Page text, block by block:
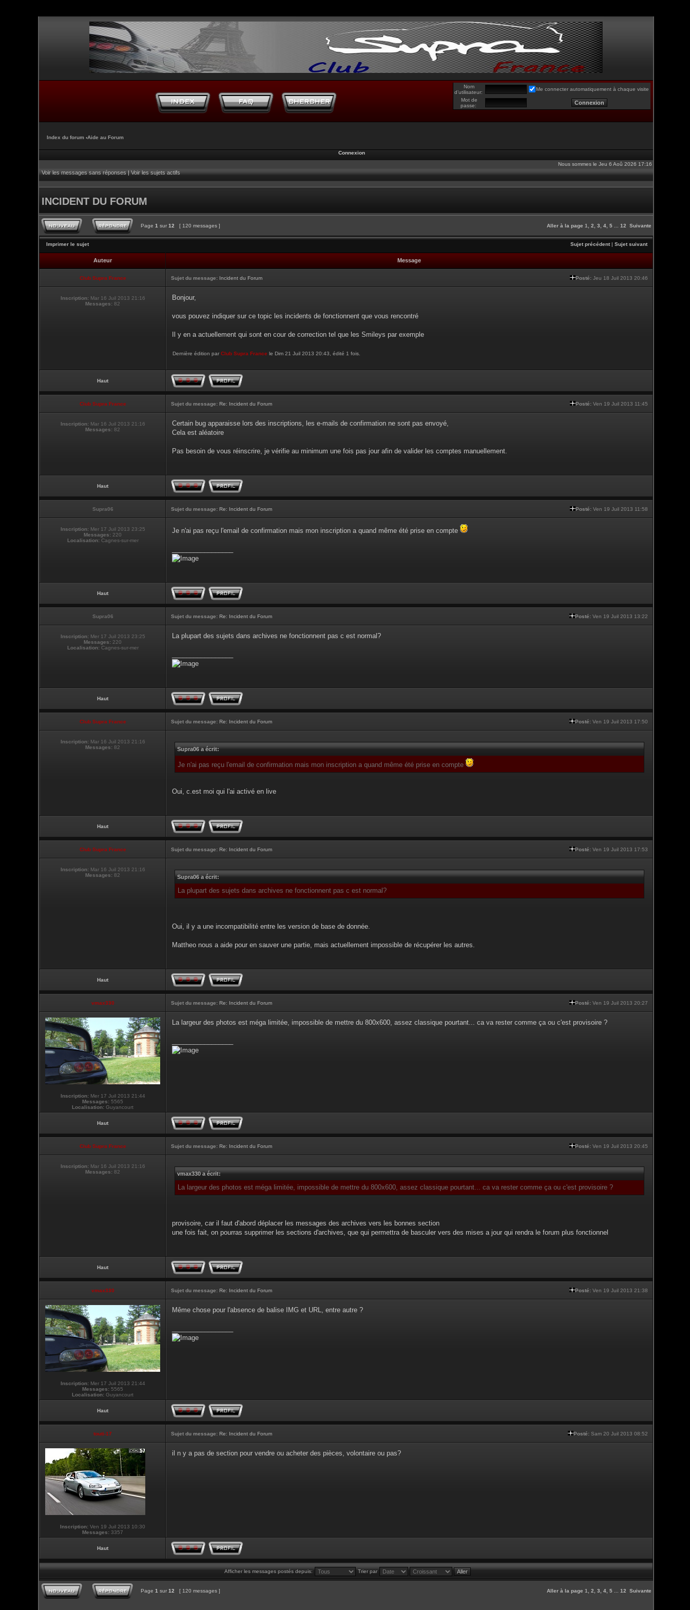
Nom
d’utilisateur:
Me connecter automatiquement à chaque visite
Mot de
passe:
Index du forum ‹Aide au Forum
Connexion
Nous sommes le Jeu 6 Aoû 2026 17:16
Voir les messages sans réponses|Voir les sujets actifs
INCIDENT DU FORUM
Page 1 sur 12 [ 120 messages ] Aller à la page 1 2 3 4 5 12 Suivante
Imprimer le sujet Sujet précédent| Sujet suivant
Auteur Message
Club Supra France Sujet du message: Incident du Forum Posté: Jeu 18 Juil 2013 20:46
Inscription: Mar 16 Juil 2013 21:16
Messages: 82
Bonjour,
vous pouvez indiquer sur ce topic les incidents de fonctionnent que vous rencontré
Il y en a actuellement qui sont en cour de correction tel que les Smileys par exemple
Dernière édition par Club Supra France le Dim 21 Juil 2013 20:43, édité 1 fois.
Haut
Club Supra France Sujet du message: Re: Incident du Forum Posté: Ven 19 Juil 2013 11:45
Inscription: Mar 16 Juil 2013 21:16
Messages: 82
Certain bug apparaisse lors des inscriptions, les e-mails de confirmation ne sont pas envoyé,
Cela est aléatoire
Pas besoin de vous réinscrire, je vérifie au minimum une fois pas jour afin de valider les comptes manuellement.
Haut
Supra06 Sujet du message: Re: Incident du Forum Posté: Ven 19 Juil 2013 11:58
Inscription: Mer 17 Juil 2013 23:25
Messages: 220
Localisation:Cagnes-sur-mer
Je n'ai pas reçu l'email de confirmation mais mon inscription a quand même été prise en compte
Haut
Supra06 Sujet du message: Re: Incident du Forum Posté: Ven 19 Juil 2013 13:22
Inscription: Mer 17 Juil 2013 23:25
Messages: 220
Localisation:Cagnes-sur-mer
La plupart des sujets dans archives ne fonctionnent pas c est normal?
Haut
Club Supra France Sujet du message: Re: Incident du Forum Posté: Ven 19 Juil 2013 17:50
Inscription: Mar 16 Juil 2013 21:16
Messages: 82 Supra06 a écrit:
Je n'ai pas reçu l'email de confirmation mais mon inscription a quand même été prise en compte
Oui, c.est moi qui l'ai activé en live
Haut
Club Supra France Sujet du message: Re: Incident du Forum Posté: Ven 19 Juil 2013 17:53
Inscription: Mar 16 Juil 2013 21:16
Messages: 82 Supra06 a écrit:
La plupart des sujets dans archives ne fonctionnent pas c est normal?
Oui, il y a une incompatibilité entre les version de base de donnée.
Mattheo nous a aide pour en sauver une partie, mais actuellement impossible de récupérer les autres.
Haut
vmax330 Sujet du message: Re: Incident du Forum Posté: Ven 19 Juil 2013 20:27
Inscription:Mer 17 Juil 2013 21:44
Messages: 5565
Localisation: Guyancourt
La largeur des photos est méga limitée, impossible de mettre du 800x600, assez classique pourtant... ca va rester comme ça ou c'est provisoire ?
Haut
Club Supra France Sujet du message: Re: Incident du Forum Posté: Ven 19 Juil 2013 20:45
Inscription: Mar 16 Juil 2013 21:16
Messages: 82 vmax330 a écrit:
La largeur des photos est méga limitée, impossible de mettre du 800x600, assez classique pourtant... ca va rester comme ça ou c'est provisoire ?
provisoire, car il faut d'abord déplacer les messages des archives vers les bonnes section
une fois fait, on pourras supprimer les sections d'archives, que qui permettra de basculer vers des mises a jour qui rendra le forum plus fonctionnel
Haut
vmax330 Sujet du message: Re: Incident du Forum Posté: Ven 19 Juil 2013 21:38
Inscription:Mer 17 Juil 2013 21:44
Messages: 5565
Localisation: Guyancourt
Même chose pour l'absence de balise IMG et URL, entre autre ?
Haut
touti-17 Sujet du message: Re: Incident du Forum Posté: Sam 20 Juil 2013 08:52
Inscription: Ven 19 Juil 2013 10:30
Messages: 3357
il n y a pas de section pour vendre ou acheter des pièces, volontaire ou pas?
Haut
Afficher les messages postés depuis: Trier par
Page 1 sur 12 [ 120 messages ] Aller à la page 1 2 3 4 5 12 Suivante